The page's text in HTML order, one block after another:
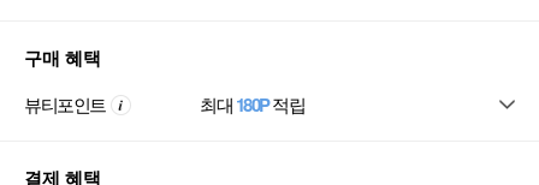
구매 혜택
뷰티포인트 최대180P적립
결제 혜택